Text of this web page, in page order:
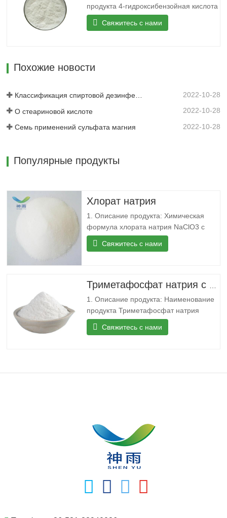
продукта 4-гидроксибензойная кислота
Случай 99-96-7 Мф Ц7Н6О3 Мвт
138.12 ЭЙНЕКС 202-804-9 Точка
Свяжитесь с нами
Похожие новости
Классификация спиртовой дезинфекции 2022-10-28
О стеариновой кислоте 2022-10-28
Семь применений сульфата магния 2022-10-28
Популярные продукты
Хлорат натрия
1. Описание продукта: Химическая
формула хлората натрия NaClO3 с
относительной молекулярной массой
106,44. Обычно белые или слегка
воде, слабо растворим в этаноле.
растворе, разложение кислорода выше
300°С
Свяжитесь с нами
1. Описание продукта: Наименование
продукта Триметафосфат натрия
СЛУЧАЙ 7785-84-4 МФ 3На.О9П3 МВТ
305.88 АЙНЕКС 232-088-3 Точка
Свяжитесь с нами